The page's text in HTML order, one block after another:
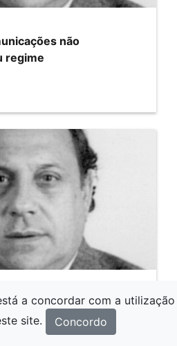
não
regime
QUANDO SE
DA ÁGUA
REAIS
a concordar com a utilização
site.
Concordo